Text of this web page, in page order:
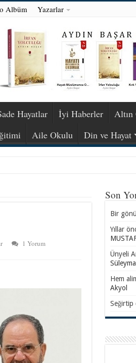
Albüm Yazarlar
Hayatlar İyi Haberler Altın
Aile Okulu Din ve Hayat
1 Yorum
Son
Bir
Yıllar
Ünyeli
Hem
Akyol
Seğirtip